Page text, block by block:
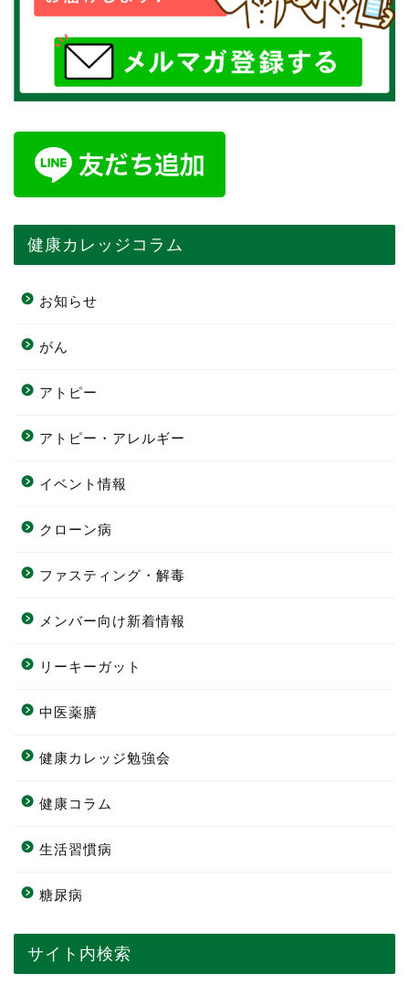
健康カレッジコラム
お知らせ
がん
アトピー
アトピー・アレルギー
イベント情報
クローン病
ファスティング・解毒
メンバー向け新着情報
リーキーガット
中医薬膳
健康カレッジ勉強会
健康コラム
生活習慣病
糖尿病
サイト内検索